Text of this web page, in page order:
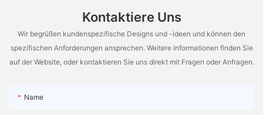
Kontaktiere Uns
Wir begrüßen kundenspezifische Designs und -ideen und können den
spezifischen Anforderungen ansprechen. Weitere Informationen finden Sie
auf der Website, oder kontaktieren Sie uns direkt mit Fragen oder Anfragen.
Name